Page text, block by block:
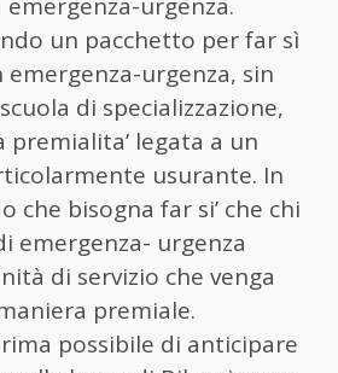
un pacchetto per far sì
emergenza-urgenza, sin
di specializzazione,
premialita’ legata a un
usurante. In
che bisogna far si’ che chi
emergenza- urgenza
di servizio che venga
premiale.
possibile di anticipare